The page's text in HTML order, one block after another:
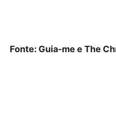
Fonte: Guia-me e The